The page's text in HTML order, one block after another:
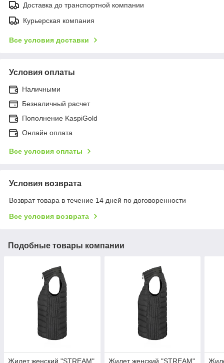
Доставка до транспортной компании
Курьерская компания
Все условия доставки
Условия оплаты
Наличными
Безналичный расчет
Пополнение KaspiGold
Онлайн оплата
Все условия оплаты
Условия возврата
Возврат товара в течение 14 дней по договоренности
Все условия возврата
Подобные товары компании
Жилет женский "STREAM"
Жилет женский "STREAM"